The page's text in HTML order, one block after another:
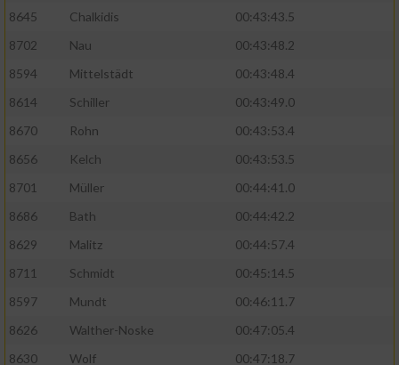
8645
Chalkidis
00:43:43.5
8702
Nau
00:43:48.2
8594
Mittelstädt
00:43:48.4
8614
Schiller
00:43:49.0
8670
Rohn
00:43:53.4
8656
Kelch
00:43:53.5
8701
Müller
00:44:41.0
8686
Bath
00:44:42.2
8629
Malitz
00:44:57.4
8711
Schmidt
00:45:14.5
8597
Mundt
00:46:11.7
8626
Walther-Noske
00:47:05.4
8630
Wolf
00:47:18.7